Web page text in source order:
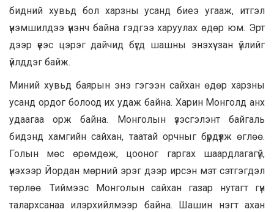
бидний хувьд бол харзны усанд биеэ угааж, итгэл
үнэмшилдээ үнэнч байна гэдгээ харуулах өдөр юм. Эрт
дээр үеэс цэрэг дайчид бүгд шашны энэхүү зан үйлийг
үйлддэг байж.
Миний хувьд баярын энэ гэгээн сайхан өдөр харзны
усанд ордог болоод их удаж байна. Харин Монголд анх
удаагаа орж байна. Монголын үзэсгэлэнт байгаль
бидэнд хамгийн сайхан, таатай орчныг бүрдүүлж өглөө.
Голын мөс өрөмдөж, цооног гаргах шаардлагагүй,
үнэхээр Йордан мөрний эрэг дээр ирсэн мэт сэтгэгдэл
төрлөө. Тиймээс Монголын сайхан газар нутагт гүн
талархсанаа илэрхийлмээр байна. Шашин нэгт ахан